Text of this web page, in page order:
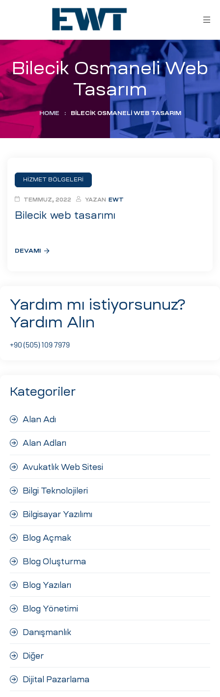
Bilecik Osmaneli Web
Tasarım
HOME : BILECIK OSMANELI WEB TASARIM
HİZMET BÖLGELERİ
Bilecik web tasarımı
TEMMUZ, 2022 YAZAN EWT
DEVAMI
Yardım mı istiyorsunuz?
Yardım Alın
+90 (505) 109 7979
Kategoriler
Alan Adı
Alan Adları
Avukatlık Web Sitesi
Bilgi Teknolojileri
Bilgisayar Yazılımı
Blog Açmak
Blog Oluşturma
Blog Yazıları
Blog Yönetimi
Danışmanlık
Diğer
Dijital Pazarlama